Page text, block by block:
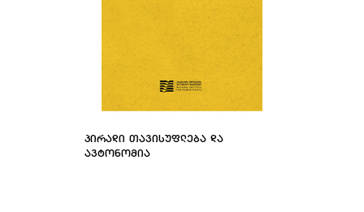
ᲞᲘᲠᲐᲓᲘ ᲗᲐᲕᲘᲡᲣᲤᲚᲔᲑᲐ ᲓᲐ
ᲐᲕᲢᲝᲜᲝᲛᲘᲐ